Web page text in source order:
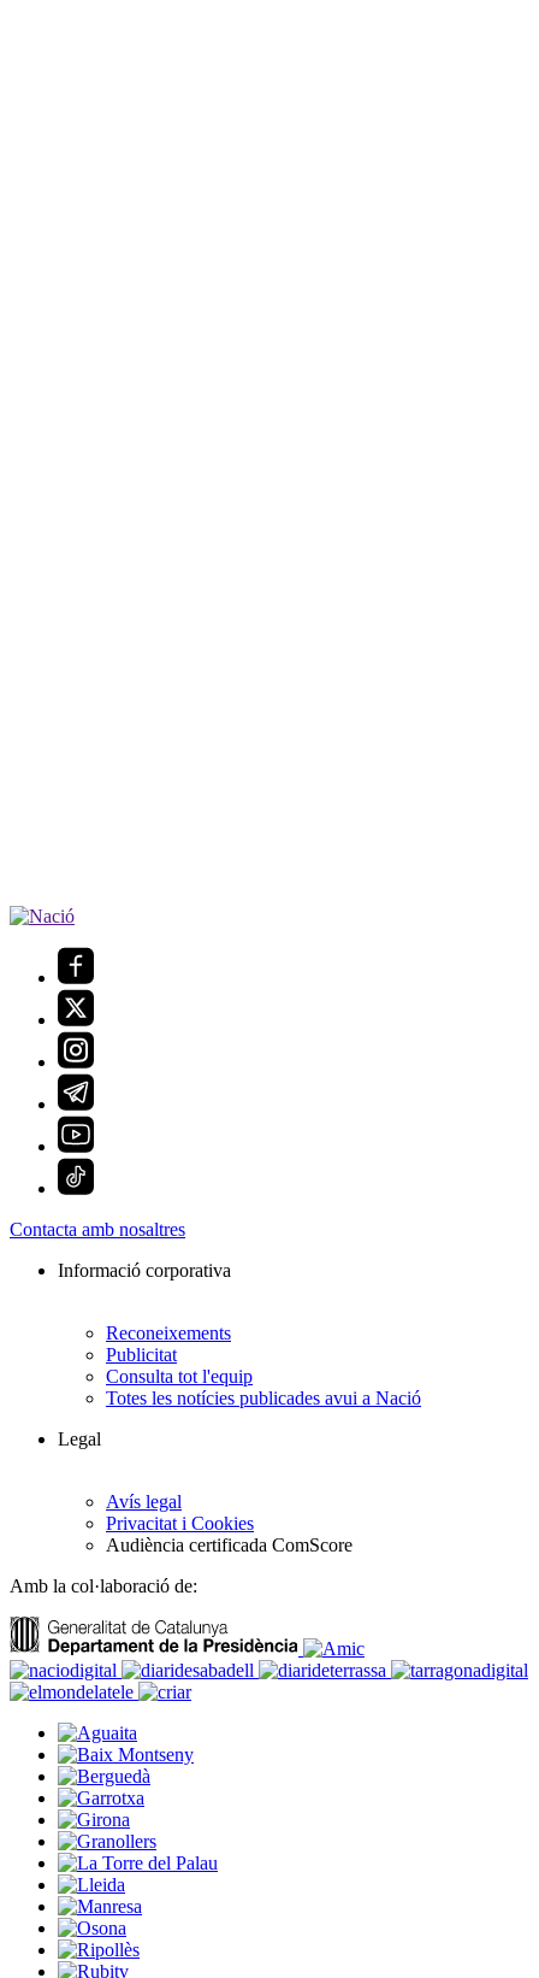
Contacta amb nosaltres
Informació corporativa
Reconeixements
Publicitat
Consulta tot l'equip
Totes les notícies publicades avui a Nació
Legal
Avís legal
Privacitat i Cookies
Audiència certificada ComScore
Amb la col·laboració de: